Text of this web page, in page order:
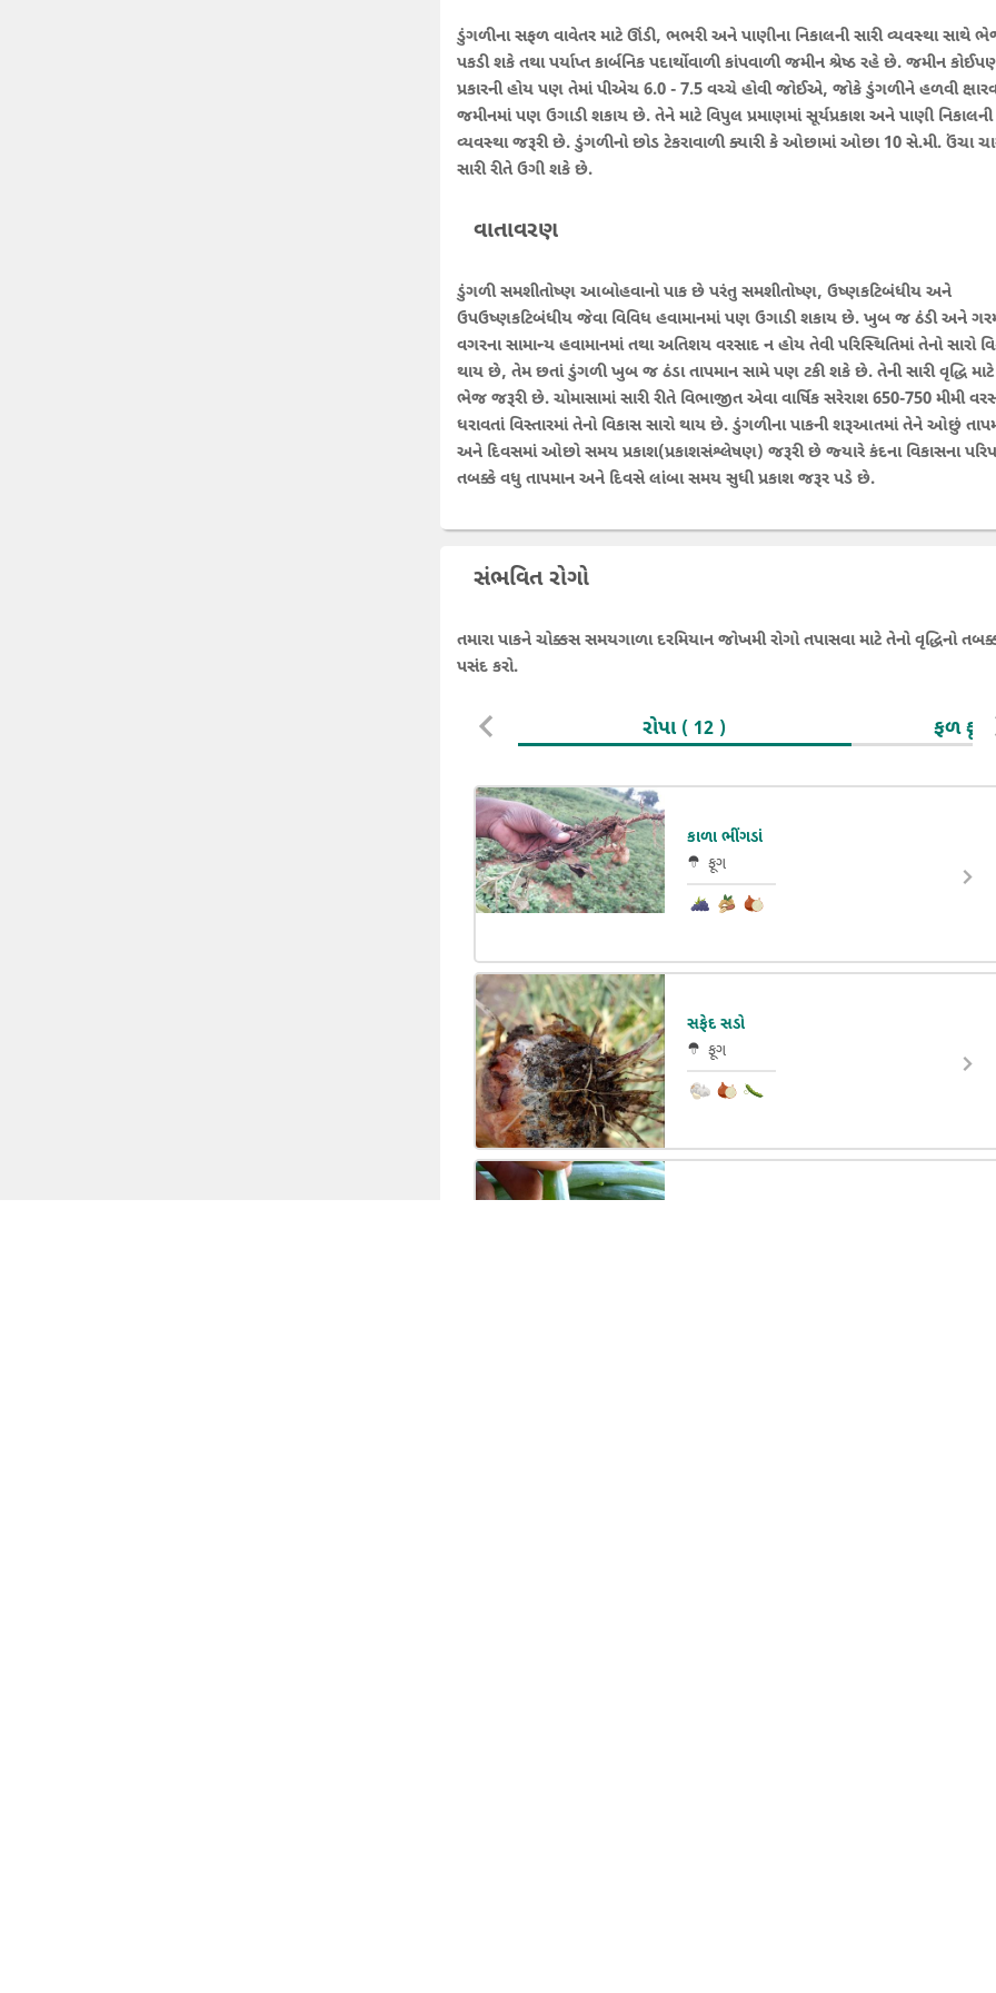
ડુંગળીના સફળ વાવેતર માટે ઊંડી, ભભરી અને પાણીના નિકાલની સારી વ્યવસ્થા સાથે
પકડી શકે તથા પર્યાપ્ત કાર્બનિક પદાર્થોવાળી કાંપવાળી જમીન શ્રેષ્ઠ રહે છે. જમીન
પ્રકારની હોય પણ તેમાં પીએચ 6.0 - 7.5 વચ્ચે હોવી જોઈએ, જોકે ડુંગળીને હળવી
જમીનમાં પણ ઉગાડી શકાય છે. તેને માટે વિપુલ પ્રમાણમાં સૂર્યપ્રકાશ અને પાણી નિકાલની
વ્યવસ્થા જરૂરી છે. ડુંગળીનો છોડ ટેકરાવાળી ક્યારી કે ઓછામાં ઓછા 10 સે.મી. ઉંચા
સારી રીતે ઉગી શકે છે.
વાતાવરણ
ડુંગળી સમશીતોષ્ણ આબોહવાનો પાક છે પરંતુ સમશીતોષ્ણ, ઉષ્ણકટિબંધીય અને
ઉપઉષ્ણકટિબંધીય જેવા વિવિધ હવામાનમાં પણ ઉગાડી શકાય છે. ખુબ જ ઠંડી અને
વગરના સામાન્ય હવામાનમાં તથા અતિશય વરસાદ ન હોય તેવી પરિસ્થિતિમાં તેનો સારો
થાય છે, તેમ છતાં ડુંગળી ખુબ જ ઠંડા તાપમાન સામે પણ ટકી શકે છે. તેની સારી વૃદ્ધિ
ભેજ જરૂરી છે. ચોમાસામાં સારી રીતે વિભાજીત એવા વાર્ષિક સરેરાશ 650-750 મીમી
ધરાવતાં વિસ્તારમાં તેનો વિકાસ સારો થાય છે. ડુંગળીના પાકની શરૂઆતમાં તેને ઓછું
અને દિવસમાં ઓછો સમય પ્રકાશ(પ્રકાશસંશ્લેષણ) જરૂરી છે જ્યારે કંદના વિકાસના
તબક્કે વધુ તાપમાન અને દિવસે લાંબા સમય સુધી પ્રકાશ જરૂર પડે છે.
સંભવિત રોગો
તમારા પાકને ચોક્કસ સમયગાળા દરમિયાન જોખમી રોગો તપાસવા માટે તેનો વૃદ્ધિનો
પસંદ કરો.
રોપા( 12 ) ફળ ફૂલ
કાળા ભીંગડાં
ફૂગ
સફેદ સડો
ફૂગ